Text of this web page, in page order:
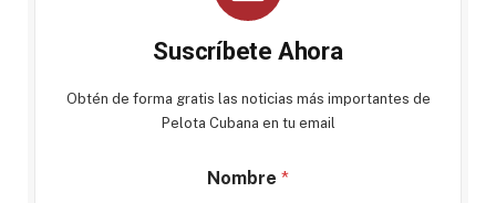
Suscríbete Ahora
Obtén de forma gratis las noticias más importantes de
Pelota Cubana en tu email
Nombre *